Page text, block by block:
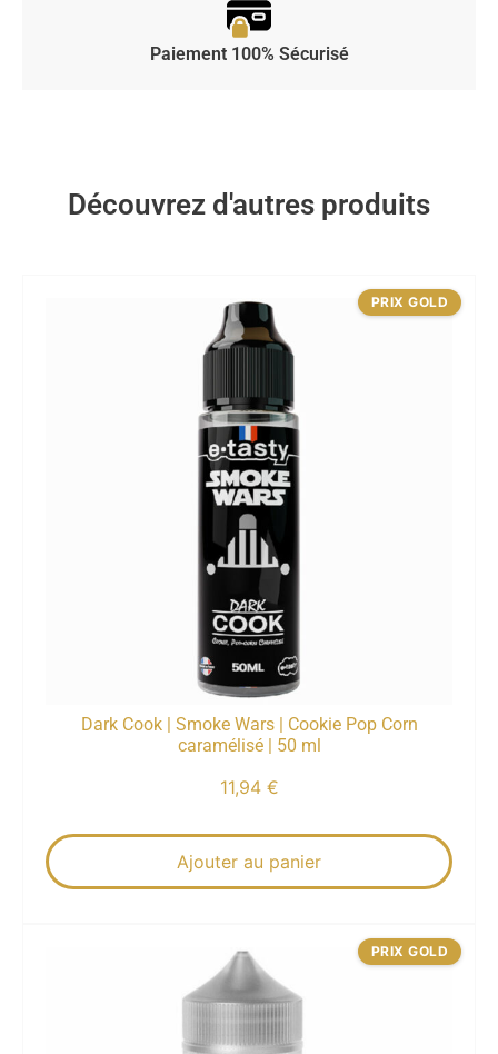
Paiement 100% Sécurisé
Découvrez d'autres produits
Dark Cook | Smoke Wars | Cookie Pop Corn
caramélisé | 50 ml
11,94 €
Ajouter au panier
PRIX GOLD
PRIX GOLD